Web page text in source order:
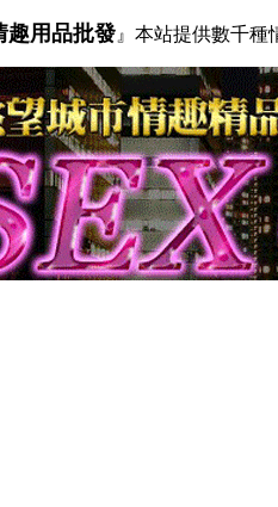
趣用品批發 』本站提供數千